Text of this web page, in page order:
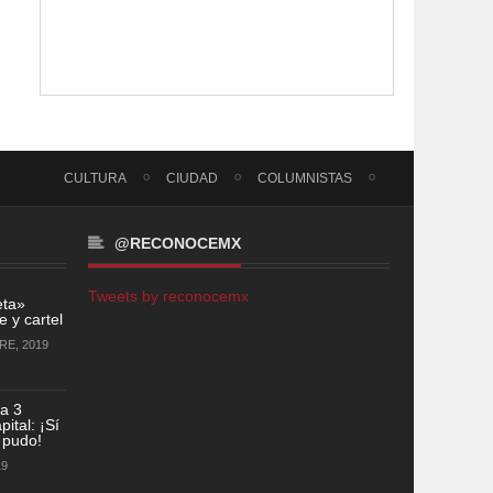
CULTURA CIUDAD COLUMNISTAS
y cartel
2019
3
¡Sí
@RECONOCEMX
Tweets by reconocemx